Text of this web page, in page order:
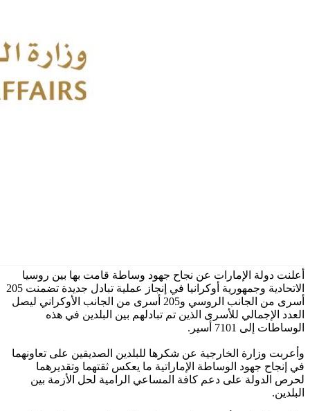
أعلنت دولة الإمارات عن نجاح جهود وساطة قامت بها بين روسيا
الاتحادية وجمهورية أوكرانيا في إنجاز عملية تبادل جديدة تضمنت 205
أسرى من الجانب الروسي و205 أسرى من الجانب الأوكراني ليصل
العدد الإجمالي للأسرى الذين تم تبادلهم بين البلدين في هذه
الوساطات إلى 7101 أسير.
وأعربت وزارة الخارجية عن شكرها للبلدين الصديقين على تعاونهما
في إنجاح جهود الوساطة الإماراتية ما يعكس ثقتهما وتقديرهما
لحرص الدولة على دعم كافة المساعي الرامية لحل الأزمة بين
البلدين.